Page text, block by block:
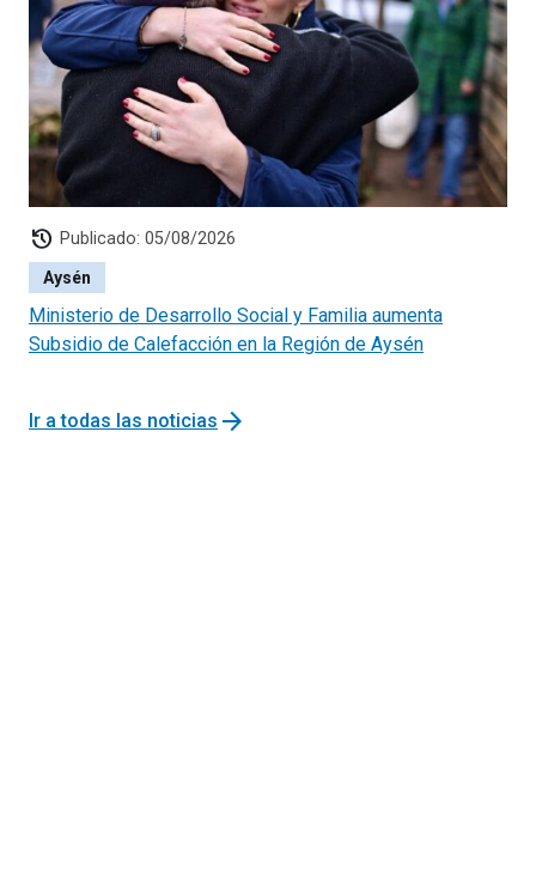
history Publicado: 05/08/2026
Aysén
Ministerio de Desarrollo Social y Familia aumenta
Subsidio de Calefacción en la Región de Aysén
Ir a todas las noticias arrow_forward